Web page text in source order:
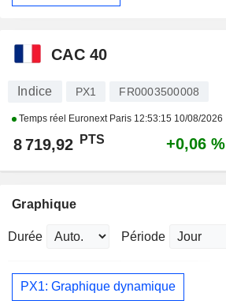
CAC 40
Indice PX1 FR0003500008
Temps réel Euronext Paris 12:53:15 10/08/2026
8 719,92 PTS +0,06 %
Graphique
Durée Période
PX1: Graphique dynamique